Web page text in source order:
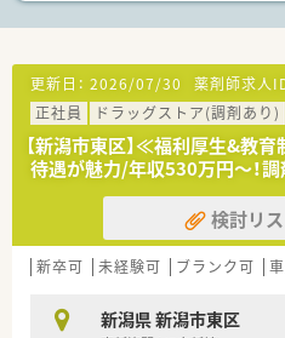
更新日： 2026/07/30 薬剤師求人ID
正社員
ドラッグストア(調剤あり)
【新潟市東区】≪福利厚生&教
待遇が魅力/年収530万円～！
検討リ
新卒可 未経験可 ブランク可
新潟県 新潟市東区